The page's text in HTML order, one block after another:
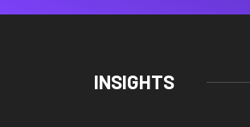
INSIGHTS